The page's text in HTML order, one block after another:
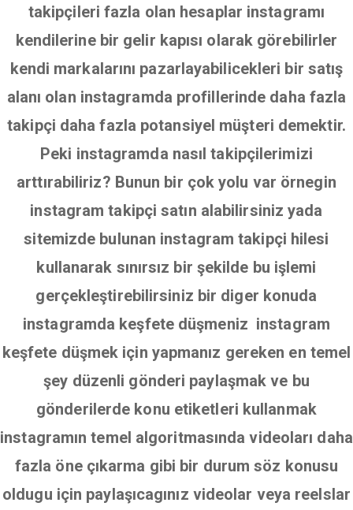
takipçileri fazla olan hesaplar instagramı
kendilerine bir gelir kapısı olarak görebilirler
kendi markalarını pazarlayabilicekleri bir satış
alanı olan instagramda profillerinde daha fazla
takipçi daha fazla potansiyel müşteri demektir.
Peki instagramda nasıl takipçilerimizi
arttırabiliriz? Bunun bir çok yolu var örnegin
instagram takipçi satın alabilirsiniz yada
sitemizde bulunan instagram takipçi hilesi
kullanarak sınırsız bir şekilde bu işlemi
gerçekleştirebilirsiniz bir diger konuda
instagramda keşfete düşmeniz instagram
keşfete düşmek için yapmanız gereken en temel
şey düzenli gönderi paylaşmak ve bu
gönderilerde konu etiketleri kullanmak
instagramın temel algoritmasında videoları daha
fazla öne çıkarma gibi bir durum söz konusu
oldugu için paylaşıcagınız videolar veya reelslar